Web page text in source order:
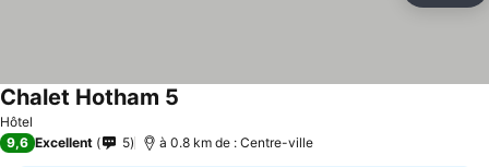
Hôtel
Chalet Hotham 5
9,6 Excellent 5 à 0.8 km de : Centre-ville